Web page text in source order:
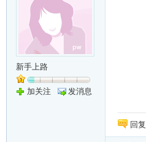
新手上路
加关注 发消息
回复